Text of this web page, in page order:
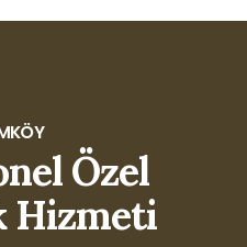
Özel
Hizmeti